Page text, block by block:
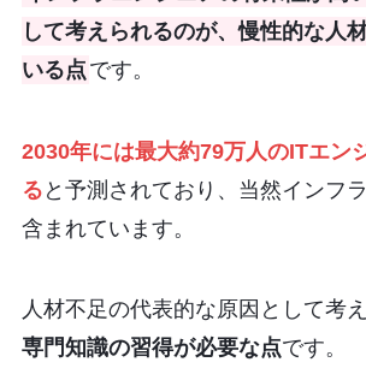
して考えられるのが、慢性的な人
いる点 です。
2030年には最大約79万人のITエン
る と予測されており、当然インフ
含まれています。
人材不足の代表的な原因として考
専門知識の習得が必要な点です。